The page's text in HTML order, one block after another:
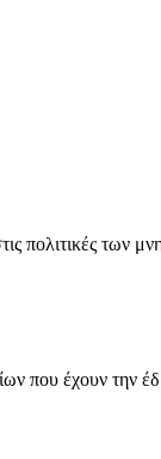
των
που έχουν την